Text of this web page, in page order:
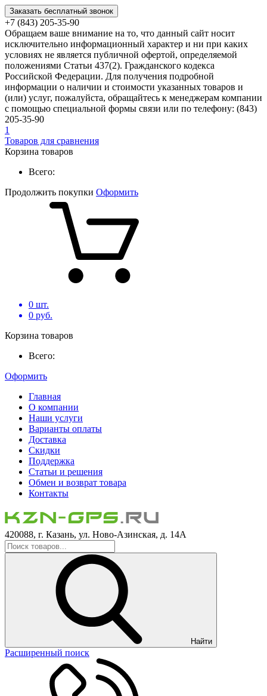
Заказать бесплатный звонок
+7 (843) 205-35-90
Обращаем ваше внимание на то, что данный сайт носит
исключительно информационный характер и ни при каких
условиях не является публичной офертой, определяемой
положениями Статьи 437(2). Гражданского кодекса
Российской Федерации. Для получения подробной
информации о наличии и стоимости указанных товаров и
(или) услуг, пожалуйста, обращайтесь к менеджерам компании
с помощью специальной формы связи или по телефону: (843)
205-35-90
1
Товаров для сравнения
Корзина товаров
Всего:
Продолжить покупки Оформить
0 шт.
0 руб.
Корзина товаров
Всего:
Оформить
Главная
О компании
Наши услуги
Варианты оплаты
Доставка
Скидки
Поддержка
Статьи и решения
Обмен и возврат товара
Контакты
420088, г. Казань, ул. Ново-Азинская, д. 14А
Найти
Расширенный поиск